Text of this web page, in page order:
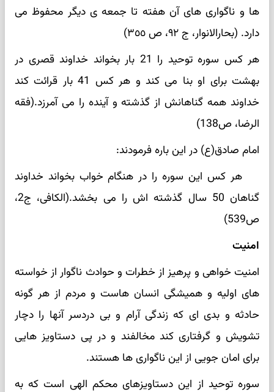
ها و ناگواری های آن هفته تا جمعه ی دیگر محفوظ می
دارد. (بحارالانوار، ج ٩٢، ص ٣٥٥)
هر کس سوره توحید را 21 بار بخواند خداوند قصری در
بهشت برای او بنا می کند و هر کس 41 بار قرائت کند
خداوند همه گناهانش از گذشته و آینده را می آمرزد.(فقه
الرضا، ص138)
امام صادق(ع) در این باره فرمودند:
هر کس این سوره را در هنگام خواب بخواند خداوند
گناهان 50 سال گذشته اش را می بخشد.(الکافی، ج2،
ص539)
امنیت
امنیت خواهی و پرهیز از خطرات و حوادث ناگوار از خواسته
های اولیه و همیشگی انسان هاست و مردم از هر گونه
حادثه و بدی ای که زندگی آرام و بی دردسر آنها را دچار
تشویش و گرفتاری کند مخالفند و در پی دستاویز هایی
برای امان جویی از این ناگواری ها هستند.
سوره توحید از این دستاویزهای محکم الهی است که به